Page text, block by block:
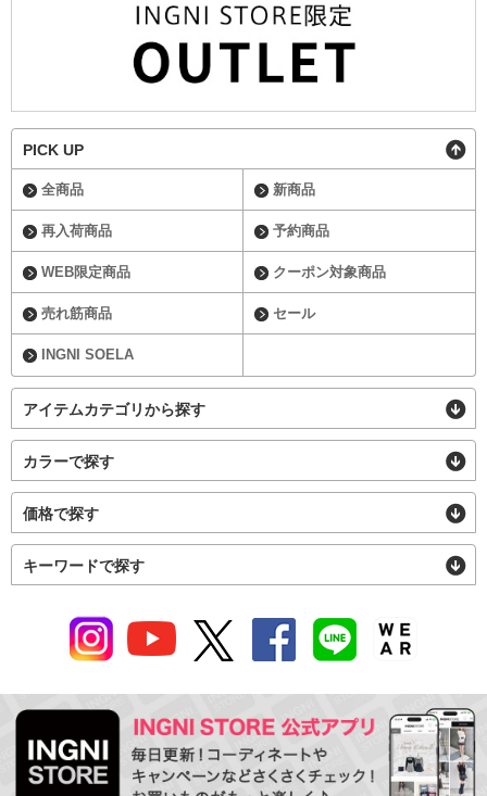
PICK UP
全商品 新商品
再入荷商品 予約商品
WEB限定商品 クーポン対象商品
売れ筋商品 セール
INGNI SOELA
アイテムカテゴリから探す
カラーで探す
価格で探す
キーワードで探す